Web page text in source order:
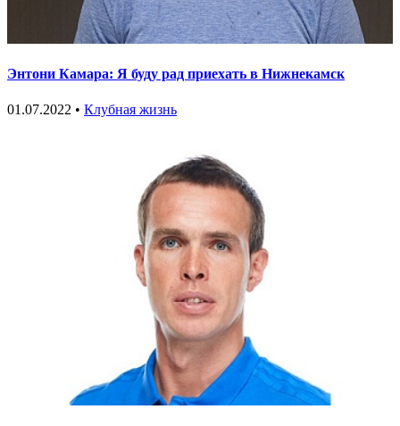
Энтони Камара: Я буду рад приехать в Нижнекамск
01.07.2022 • Клубная жизнь